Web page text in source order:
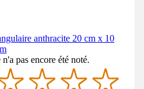
anthracite 20 cm x 10
pas encore été noté.